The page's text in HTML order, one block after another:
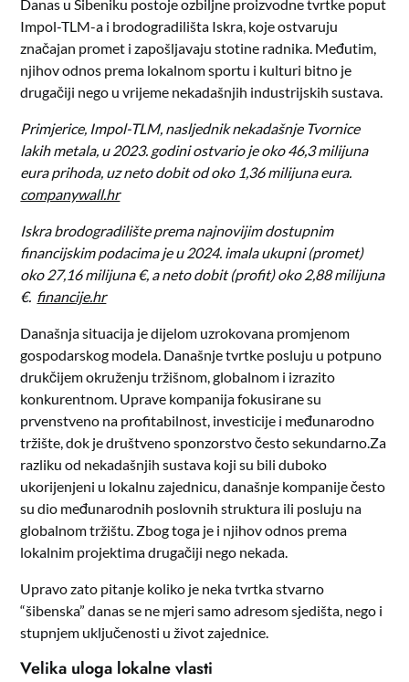
Danas u Šibeniku postoje ozbiljne proizvodne tvrtke poput
Impol-TLM-a i brodogradilišta Iskra, koje ostvaruju
značajan promet i zapošljavaju stotine radnika. Međutim,
njihov odnos prema lokalnom sportu i kulturi bitno je
drugačiji nego u vrijeme nekadašnjih industrijskih sustava.
Primjerice, Impol-TLM, nasljednik nekadašnje Tvornice
lakih metala, u 2023. godini ostvario je oko 46,3 milijuna
eura prihoda, uz neto dobit od oko 1,36 milijuna eura.
companywall.hr
Iskra brodogradilište prema najnovijim dostupnim
financijskim podacima je u 2024. imalaukupni(promet)
oko 27,16 milijuna €, a netodobit (profit) oko 2,88 milijuna
€. financije.hr
Današnja situacija je dijelom uzrokovana promjenom
gospodarskog modela. Današnje tvrtke posluju u potpuno
drukčijem okruženju tržišnom, globalnom i izrazito
konkurentnom. Uprave kompanija fokusirane su
prvenstveno na profitabilnost, investicije i međunarodno
tržište, dok je društveno sponzorstvo često sekundarno. Za
razliku od nekadašnjih sustava koji su bili duboko
ukorijenjeni u lokalnu zajednicu, današnje kompanije često
su dio međunarodnih poslovnih struktura ili posluju na
globalnom tržištu. Zbog toga je i njihov odnos prema
lokalnim projektima drugačiji nego nekada.
Upravo zato pitanje koliko je neka tvrtka stvarno
“šibenska” danas se ne mjeri samo adresom sjedišta, nego i
stupnjem uključenosti u život zajednice.
Velika uloga lokalne vlasti